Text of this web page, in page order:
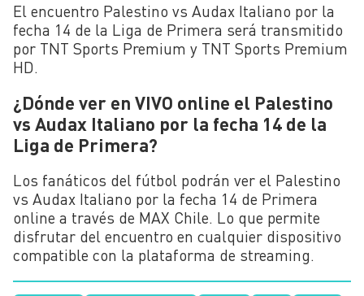
El encuentro Palestino vs Audax Italiano por la
fecha 14 de la Liga de Primera será transmitido
por TNT Sports Premium y TNT Sports Premium
HD.
¿Dónde ver en VIVO online el Palestino
vs Audax Italiano por la fecha 14 de la
Liga de Primera?
Los fanáticos del fútbol podrán ver el Palestino
vs Audax Italiano por la fecha 14 de Primera
online a través de MAX Chile. Lo que permite
disfrutar del encuentro en cualquier dispositivo
compatible con la plataforma de streaming.